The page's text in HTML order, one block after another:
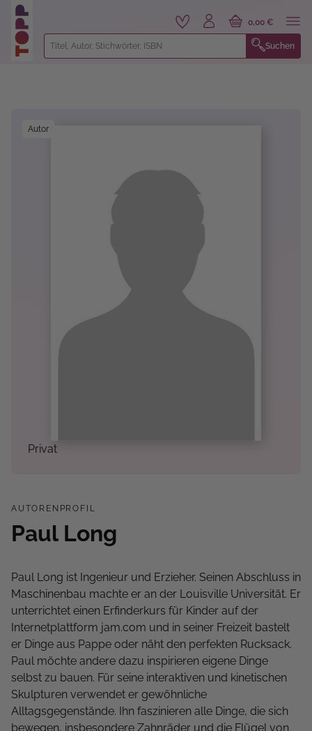
springen
Suchen
0,00 €
Autor
Privat
AUTORENPROFIL
Paul Long
Paul Long ist Ingenieur und Erzieher. Seinen Abschluss in
Maschinenbau machte er an der Louisville Universität. Er
unterrichtet einen Erfinderkurs für Kinder auf der
Internetplattform jam.com und in seiner Freizeit bastelt
er Dinge aus Pappe oder näht den perfekten Rucksack.
Paul möchte andere dazu inspirieren eigene Dinge
selbst zu bauen. Für seine interaktiven und kinetischen
Skulpturen verwendet er gewöhnliche
Alltagsgegenstände. Ihn faszinieren alle Dinge, die sich
bewegen, insbesondere Zahnräder und die Flügel von